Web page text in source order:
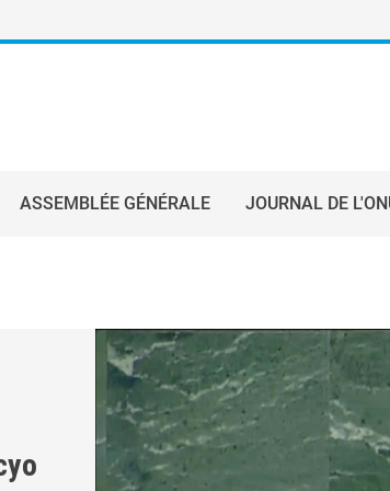
ASSEMBLÉE GÉNÉRALE JOURNAL DE